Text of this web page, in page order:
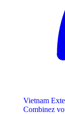
Vietnam
Combinez